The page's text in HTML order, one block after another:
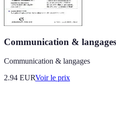
Communication &
Communication & langages
2.94 EURVoir le prix